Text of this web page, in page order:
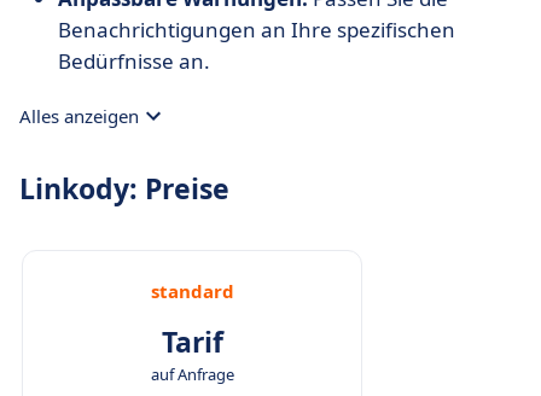
Benachrichtigungen an Ihre spezifischen
Bedürfnisse an.
Alles anzeigen
Linkody: Preise
standard
Tarif
auf Anfrage